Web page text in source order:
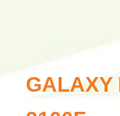
GALAXY